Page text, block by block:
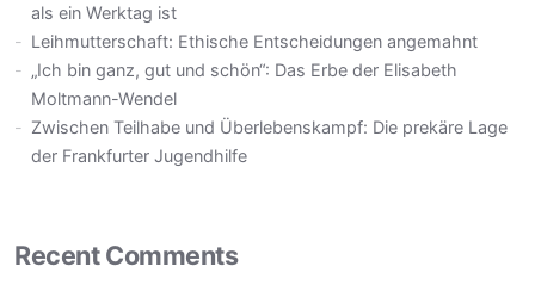
als ein Werktag ist
Leihmutterschaft: Ethische Entscheidungen angemahnt
„Ich bin ganz, gut und schön“: Das Erbe der Elisabeth
Moltmann-Wendel
Zwischen Teilhabe und Überlebenskampf: Die prekäre Lage
der Frankfurter Jugendhilfe
Recent Comments